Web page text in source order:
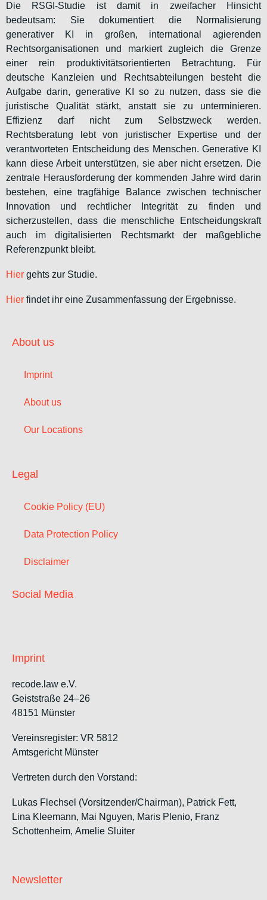
Die RSGI-Studie ist damit in zweifacher Hinsicht
bedeutsam: Sie dokumentiert die Normalisierung
generativer KI in großen, international agierenden
Rechtsorganisationen und markiert zugleich die Grenze
einer rein produktivitätsorientierten Betrachtung. Für
deutsche Kanzleien und Rechtsabteilungen besteht die
Aufgabe darin, generative KI so zu nutzen, dass sie die
juristische Qualität stärkt, anstatt sie zu unterminieren.
Effizienz darf nicht zum Selbstzweck werden.
Rechtsberatung lebt von juristischer Expertise und der
verantworteten Entscheidung des Menschen. Generative KI
kann diese Arbeit unterstützen, sie aber nicht ersetzen. Die
zentrale Herausforderung der kommenden Jahre wird darin
bestehen, eine tragfähige Balance zwischen technischer
Innovation und rechtlicher Integrität zu finden und
sicherzustellen, dass die menschliche Entscheidungskraft
auch im digitalisierten Rechtsmarkt der maßgebliche
Referenzpunkt bleibt.
Hier gehts zur Studie.
Hier findet ihr eine Zusammenfassung der Ergebnisse.
About us
Imprint
About us
Our Locations
Legal
Cookie Policy (EU)
Data Protection Policy
Disclaimer
Social Media
Imprint
recode.law e.V.
Geiststraße 24–26
48151 Münster
Vereinsregister: VR 5812
Amtsgericht Münster
Vertreten durch den Vorstand:
Lukas Flechsel (Vorsitzender/Chairman), Patrick Fett,
Lina Kleemann, Mai Nguyen, Maris Plenio, Franz
Schottenheim, Amelie Sluiter
Newsletter